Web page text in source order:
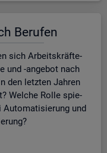
Be­ru­fen
sich Ar­beits­kräf­te­
und -an­ge­bot nach
den letz­ten Jah­ren
Wel­che Rolle spie­
Au­to­ma­ti­sie­rung und